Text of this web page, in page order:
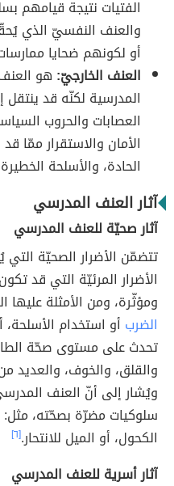
الفتيات نتيجة قيامهم
والعنف النفسيّ الذي
أو لكونهم ضحايا
العنف الخارجيّ: هو
المدرسية لكنّه قد ينتقل
العصابات والحروب
الأمان والاستقرار ممّا
الحادة، والأسلحة
آثار العنف المدرسي
آثار صحيّة للعنف المدرسي
تتضمّن الأضرار الصحيّة
الأضرار المرئيّة التي قد
ومؤثّرة، ومن الأمثلة عليها
الضرب أو استخدام الأسلحة،
تحدث على مستوى صحّة
والقلق، والخوف، والعديد
ويُشار إلى أنّ العنف
سلوكيات مضرّة بصحّته، مثل:
الكحول، أو الميل للانتحار.[٦]
آثار أسرية للعنف المدرسي